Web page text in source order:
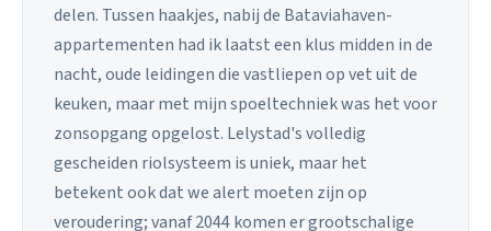
delen. Tussen haakjes, nabij de Bataviahaven-
appartementen had ik laatst een klus midden in de
nacht, oude leidingen die vastliepen op vet uit de
keuken, maar met mijn spoeltechniek was het voor
zonsopgang opgelost. Lelystad's volledig
gescheiden riolsysteem is uniek, maar het
betekent ook dat we alert moeten zijn op
veroudering; vanaf 2044 komen er grootschalige